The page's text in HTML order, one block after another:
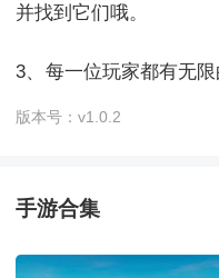
并找到它们哦。
3、每一位玩家都有无
将在这个游戏中开发。
海贼卷轴遗失的世界
1、制作武器击败袭击
版本号：v1.0.2
手游合集